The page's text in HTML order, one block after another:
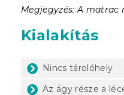
Megjegyzés: A matrac
Kialakítás
Nincs tárolóhely
Az ágy része a